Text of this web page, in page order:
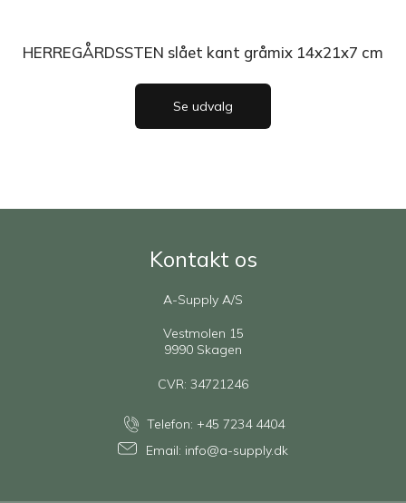
HERREGÅRDSSTEN slået kant gråmix 14x21x7 cm
Se udvalg
Kontakt os
A-Supply A/S
Vestmolen 15
9990 Skagen
CVR: 34721246
Telefon: +45 7234 4404
Email: info@a-supply.dk